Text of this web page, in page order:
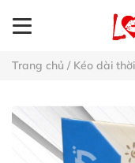
Trang chủ / Kéo dài